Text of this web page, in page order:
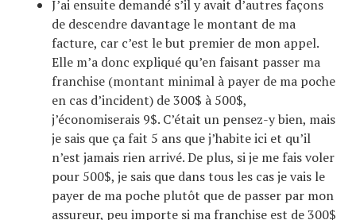
J’ai ensuite demandé s’il y avait d’autres façons
de descendre davantage le montant de ma
facture, car c’est le but premier de mon appel.
Elle m’a donc expliqué qu’en faisant passer ma
franchise (montant minimal à payer de ma poche
en cas d’incident) de 300$ à 500$,
j’économiserais 9$. C’était un pensez-y bien, mais
je sais que ça fait 5 ans que j’habite ici et qu’il
n’est jamais rien arrivé. De plus, si je me fais voler
pour 500$, je sais que dans tous les cas je vais le
payer de ma poche plutôt que de passer par mon
assureur, peu importe si ma franchise est de 300$